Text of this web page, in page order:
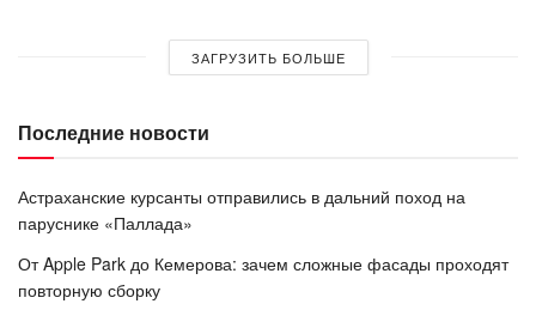
ЗАГРУЗИТЬ БОЛЬШЕ
Последние новости
Астраханские курсанты отправились в дальний поход на
паруснике «Паллада»
От Apple Park до Кемерова: зачем сложные фасады проходят
повторную сборку